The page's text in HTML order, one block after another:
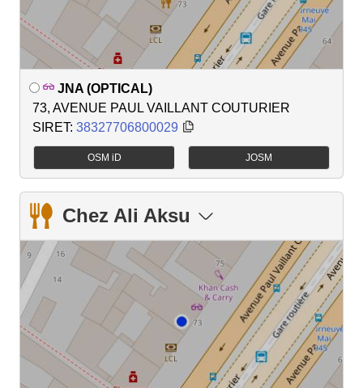
JNA (OPTICAL)
73, AVENUE PAUL VAILLANT COUTURIER
SIRET: 38327706800029
OSM iD JOSM
Chez Ali Aksu